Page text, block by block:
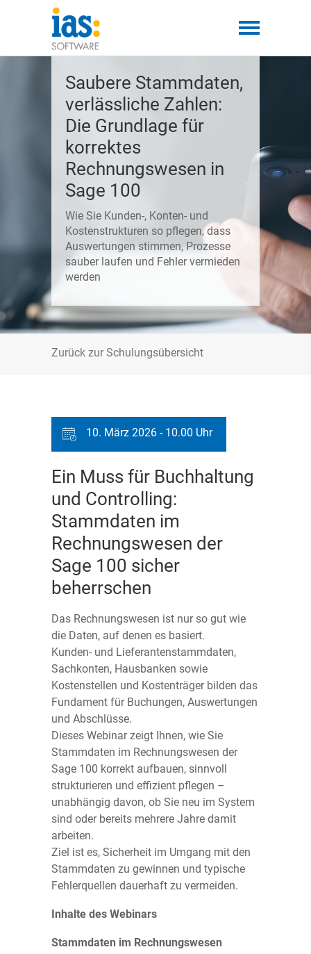
Saubere Stammdaten,
verlässliche Zahlen:
Die Grundlage für
korrektes
Rechnungswesen in
Sage 100
Wie Sie Kunden-, Konten- und
Kostenstrukturen so pflegen, dass
Auswertungen stimmen, Prozesse
sauber laufen und Fehler vermieden
werden
Zurück zur Schulungsübersicht
10. März 2026 - 10.00 Uhr
Ein Muss für Buchhaltung
und Controlling:
Stammdaten im
Rechnungswesen der
Sage 100 sicher
beherrschen
Das Rechnungswesen ist nur so gut wie
die Daten, auf denen es basiert.
Kunden- und Lieferantenstammdaten,
Sachkonten, Hausbanken sowie
Kostenstellen und Kostenträger bilden das
Fundament für Buchungen, Auswertungen
und Abschlüsse.
Dieses Webinar zeigt Ihnen, wie Sie
Stammdaten im Rechnungswesen der
Sage 100 korrekt aufbauen, sinnvoll
strukturieren und effizient pflegen –
unabhängig davon, ob Sie neu im System
sind oder bereits mehrere Jahre damit
arbeiten.
Ziel ist es, Sicherheit im Umgang mit den
Stammdaten zu gewinnen und typische
Fehlerquellen dauerhaft zu vermeiden.
Inhalte des Webinars
Stammdaten im Rechnungswesen